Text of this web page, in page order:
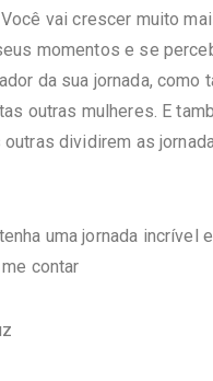
Você vai crescer muito
momentos e se
da sua jornada, como
outras mulheres. E
outras dividirem as
uma jornada incrível
contar